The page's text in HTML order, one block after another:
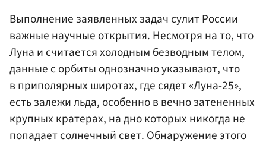
Выполнение заявленных задач сулит России
важные научные открытия. Несмотря на то, что
Луна и считается холодным безводным телом,
данные с орбиты однозначно указывают, что
в приполярных широтах, где сядет «Луна-25»,
есть залежи льда, особенно в вечно затененных
крупных кратерах, на дно которых никогда не
попадает солнечный свет. Обнаружение этого